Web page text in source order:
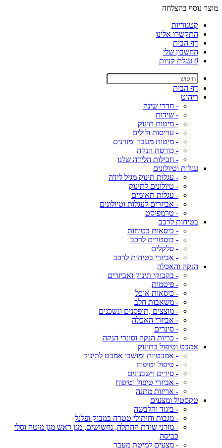
מוצר נוסף בהצלחה
קטגוריות
התקשרו אלינו
דף הבית
החשבון שלי
0 עגלת קניות
דף הבית
ריהוט
- חדרי שינה
- שידות
- מיטות תינוק
- עריסות ולולים
- מיטות מעבר ומזרנים
- כורסת הנקה
- חבילות הלידה שלנו
עגלות וטיולונים
- עגלות תינוק מגיל לידה
- טיולונים לתינוק
- עגלות תאומים
- אביזרים לעגלות וטיולונים
- טרמפיסט
בטיחות לרכב
- כיסאות בטיחות
- בוסטרים לרכב
- סלקלים
- אביזרי בטיחות לרכב
הנקה והאכלה
- בקבוקי תינוק ואביזרים
- פיטמות
- כיסאות אוכל
- משאבות חלב
- מוצצים ,תופסנים ונשכנים
- אביזרי האכלה
- סינרים
- כריות הנקה וסינרי הנקה
אמבט וטיפול בתינוק
- אמבטיות ומושבי אמבט לתינוק
- טיפול וטיפוח
- סירים וישבנונים
- אביזרי טיפול וטיפוח
- אריזות מתנה
טקסטיל ומצעים
- ביגוד והלבשה
- מגבות וחיתולי טטרה במבוק ופלנל
- מזרני שידת החתלה, נחשושים, מגן ראש מגן מיטה וסלי
כביסה
- מצעים למיטת מעבר